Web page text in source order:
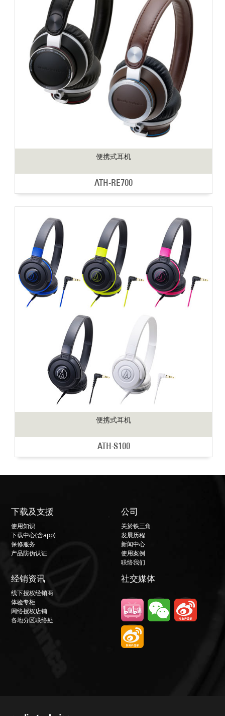
便携式耳机
ATH-RE700
便携式耳机
ATH-S100
下载及支援
使用知识
下载中心(含app)
保修服务
产品防伪认证
公司
关於铁三角
发展历程
新闻中心
使用案例
联络我们
经销资讯
线下授权经销商
体验专柜
网络授权店铺
各地分区联络处
社交媒体